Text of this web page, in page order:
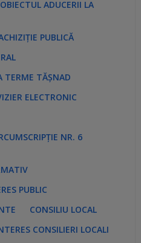
ADUCERII LA
PUBLICĂ
TERME TĂȘNAD
ELECTRONIC
NR. 6
PUBLIC
CONSILIU LOCAL
CONSILIERI LOCALI